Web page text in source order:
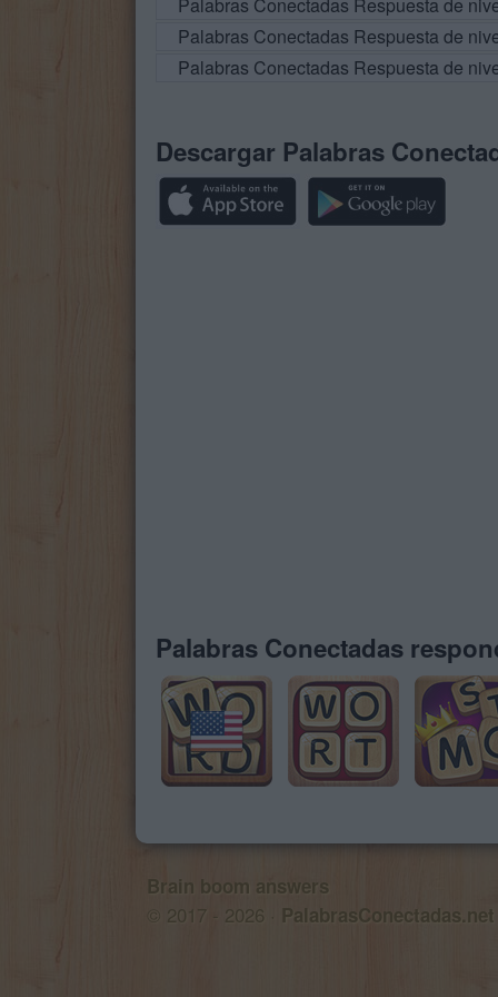
Palabras Conectadas Respuesta de
Palabras Conectadas Respuesta de
Descargar Palabras
Palabras Conectadas
Brain boom answers
© 2017 - 2026 · PalabrasConectadas.net